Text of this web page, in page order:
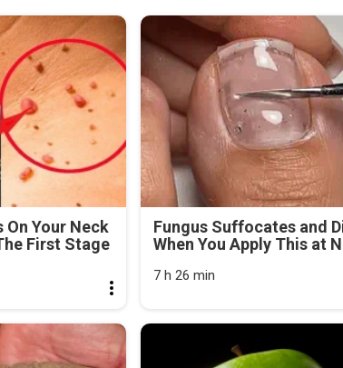
On Your Neck
First Stage
Fungus Suffocates and
When You Apply This at
7 h 26 min